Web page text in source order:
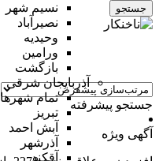
نسیم شهر
نصیرآباد
وحیدیه
ورامین
بازگشت
آذربایجان شرقی
تمام شهر‌ها
تبریز
آبش احمد
آذرشهر
آقکند
جستجو
جستجو پیشرفته
آگهی ویژه